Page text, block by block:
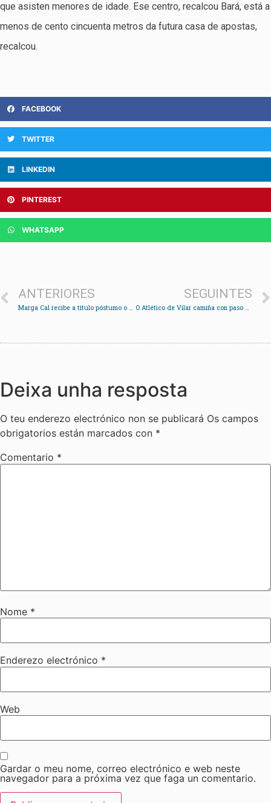
que asisten menores de idade. Ese centro, recalcou Bará, está a
menos de cento cincuenta metros da futura casa de apostas,
recalcou.
FACEBOOK
TWITTER
LINKEDIN
PINTEREST
WHATSAPP
ANTERIORES
Marga Cal recibe a título póstumo o premio Ernestina Otero do colectivo Paxaretas
SEGUINTES
O Atlético de Vilar camiña con paso firme cara a permanencia
Deixa unha resposta
O teu enderezo electrónico non se publicará Os campos
obrigatorios están marcados con *
Comentario *
Nome *
Enderezo electrónico *
Web
Gardar o meu nome, correo electrónico e web neste
navegador para a próxima vez que faga un comentario.